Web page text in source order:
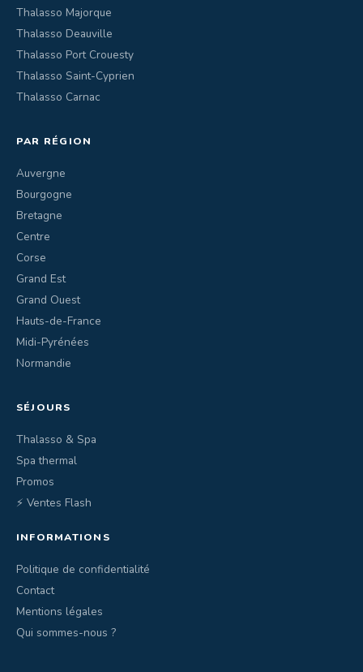
Thalasso Majorque
Thalasso Deauville
Thalasso Port Crouesty
Thalasso Saint-Cyprien
Thalasso Carnac
PAR RÉGION
Auvergne
Bourgogne
Bretagne
Centre
Corse
Grand Est
Grand Ouest
Hauts-de-France
Midi-Pyrénées
Normandie
SÉJOURS
Thalasso & Spa
Spa thermal
Promos
⚡ Ventes Flash
INFORMATIONS
Politique de confidentialité
Contact
Mentions légales
Qui sommes-nous ?